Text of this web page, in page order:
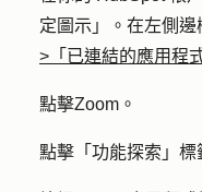
定圖示」。在左側
>「已連結的應用程式
點擊Zoom 。
點擊「 功能探索」標